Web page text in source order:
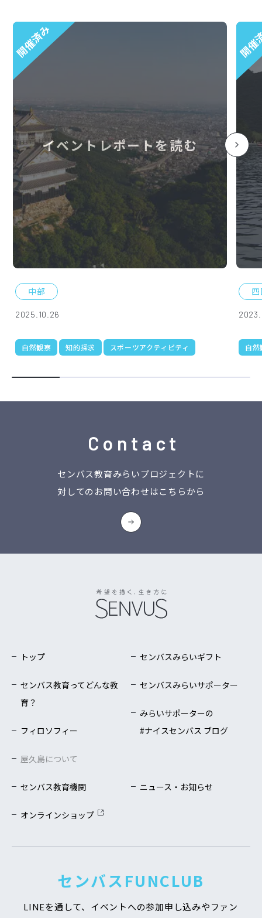
開催済み
イベントレポートを読む
中部
2025.10.26
自然観察 知的探求 スポーツアクティビティ
開
自然
Contact
センバス教育みらいプロジェクトに
対してのお問い合わせはこちらから
トップ
センバス教育ってどんな教
育？
フィロソフィー
屋久島について
センバスみらいギフト
センバスみらいサポーター
みらいサポーターの
#ナイスセンバス ブログ
センバス教育機関 ニュース・お知らせ
オンラインショップ
センバスFUNCLUB
LINEを通して、イベントへの参加申し込みやファン